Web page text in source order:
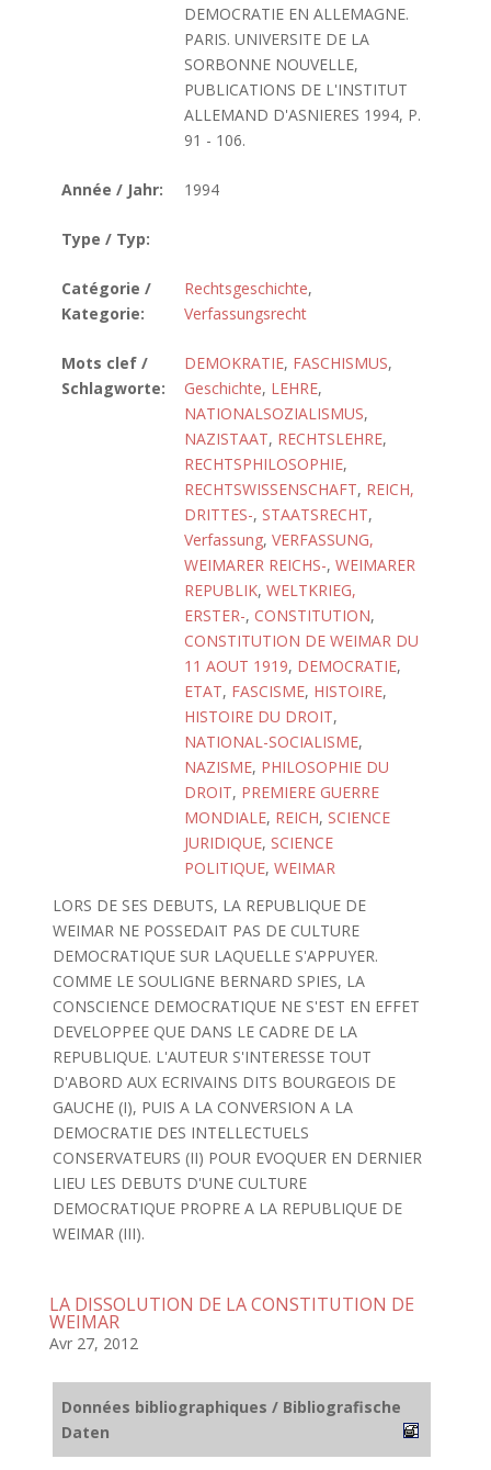
DEMOCRATIE EN ALLEMAGNE.
PARIS. UNIVERSITE DE LA
SORBONNE NOUVELLE,
PUBLICATIONS DE L'INSTITUT
ALLEMAND D'ASNIERES 1994, P.
91 - 106.
Année / Jahr: 1994
Type / Typ:
Catégorie /
Kategorie:
Rechtsgeschichte,
Verfassungsrecht
Mots clef /
Schlagworte:
DEMOKRATIE, FASCHISMUS,
Geschichte, LEHRE,
NATIONALSOZIALISMUS,
NAZISTAAT, RECHTSLEHRE,
RECHTSPHILOSOPHIE,
RECHTSWISSENSCHAFT, REICH,
DRITTES-, STAATSRECHT,
Verfassung, VERFASSUNG,
WEIMARER REICHS-, WEIMARER
REPUBLIK, WELTKRIEG,
ERSTER-, CONSTITUTION,
CONSTITUTION DE WEIMAR DU
11 AOUT 1919, DEMOCRATIE,
ETAT, FASCISME, HISTOIRE,
HISTOIRE DU DROIT,
NATIONAL-SOCIALISME,
NAZISME, PHILOSOPHIE DU
DROIT, PREMIERE GUERRE
MONDIALE, REICH, SCIENCE
JURIDIQUE, SCIENCE
POLITIQUE, WEIMAR
LORS DE SES DEBUTS, LA REPUBLIQUE DE
WEIMAR NE POSSEDAIT PAS DE CULTURE
DEMOCRATIQUE SUR LAQUELLE S'APPUYER.
COMME LE SOULIGNE BERNARD SPIES, LA
CONSCIENCE DEMOCRATIQUE NE S'EST EN EFFET
DEVELOPPEE QUE DANS LE CADRE DE LA
REPUBLIQUE. L'AUTEUR S'INTERESSE TOUT
D'ABORD AUX ECRIVAINS DITS BOURGEOIS DE
GAUCHE (I), PUIS A LA CONVERSION A LA
DEMOCRATIE DES INTELLECTUELS
CONSERVATEURS (II) POUR EVOQUER EN DERNIER
LIEU LES DEBUTS D'UNE CULTURE
DEMOCRATIQUE PROPRE A LA REPUBLIQUE DE
WEIMAR (III).
LA DISSOLUTION DE LA CONSTITUTION DE
WEIMAR
Avr 27, 2012
Données bibliographiques / Bibliografische
Daten